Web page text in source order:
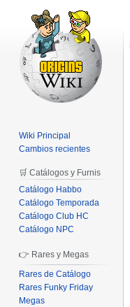
Wiki Principal
Cambios recientes
🛒 Catálogos y Furnis
Catálogo Habbo
Catálogo Temporada
Catálogo Club HC
Catálogo NPC
👉 Rares y Megas
Rares de Catálogo
Rares Funky Friday
Megas